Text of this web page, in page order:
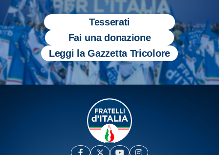
Tesserati
Fai una donazione
Leggi la Gazzetta Tricolore